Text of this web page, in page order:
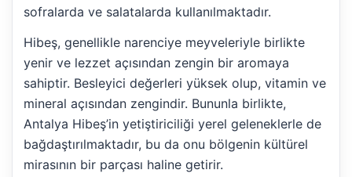
sofralarda ve salatalarda kullanılmaktadır.
Hibeş, genellikle narenciye meyveleriyle birlikte
yenir ve lezzet açısından zengin bir aromaya
sahiptir. Besleyici değerleri yüksek olup, vitamin ve
mineral açısından zengindir. Bununla birlikte,
Antalya Hibeş’in yetiştiriciliği yerel geleneklerle de
bağdaştırılmaktadır, bu da onu bölgenin kültürel
mirasının bir parçası haline getirir.